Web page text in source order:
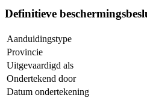
Definitieve
Aanduidingstype
Provincie
Uitgevaardigd als
Ondertekend door
Datum ondertekening